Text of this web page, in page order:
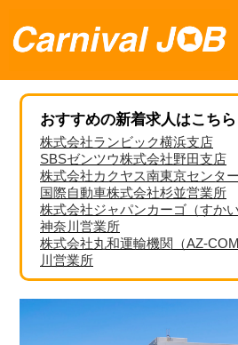
おすすめの新着求人はこちら
株式会社ランビック横浜支店
SBSゼンツウ株式会社野田支店
株式会社カクヤス南東京センター
国際自動車株式会社杉並営業所
株式会社ジャパンカーゴ（すか
神奈川営業所
株式会社丸和運輸機関（AZ-
川営業所